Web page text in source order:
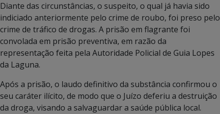
Diante das circunstâncias, o suspeito, o qual já havia sido
indiciado anteriormente pelo crime de roubo, foi preso pelo
crime de tráfico de drogas. A prisão em flagrante foi
convolada em prisão preventiva, em razão da
representação feita pela Autoridade Policial de Guia Lopes
da Laguna.
Após a prisão, o laudo definitivo da substância confirmou o
seu caráter ilícito, de modo que o Juízo deferiu a destruição
da droga, visando a salvaguardar a saúde pública local.